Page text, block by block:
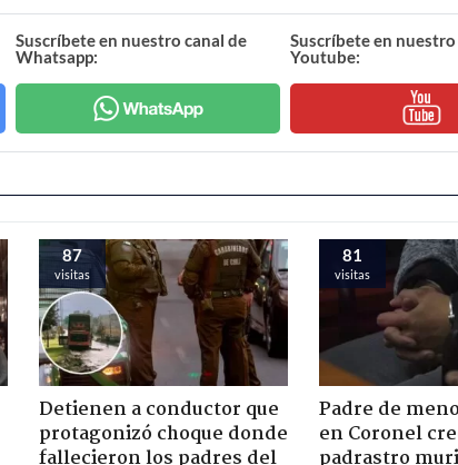
Suscríbete en nuestro canal de
Whatsapp:
Suscríbete en nuestro
Youtube:
87
visitas
Detienen a conductor que
protagonizó choque donde
fallecieron los padres del
81
visitas
Padre de
en Coronel
padrastro